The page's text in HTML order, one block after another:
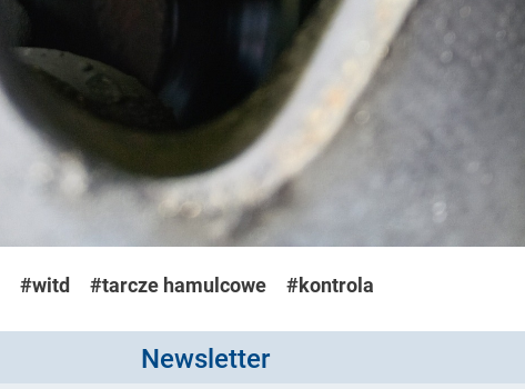
#witd #tarcze hamulcowe #kontrola
Newsletter